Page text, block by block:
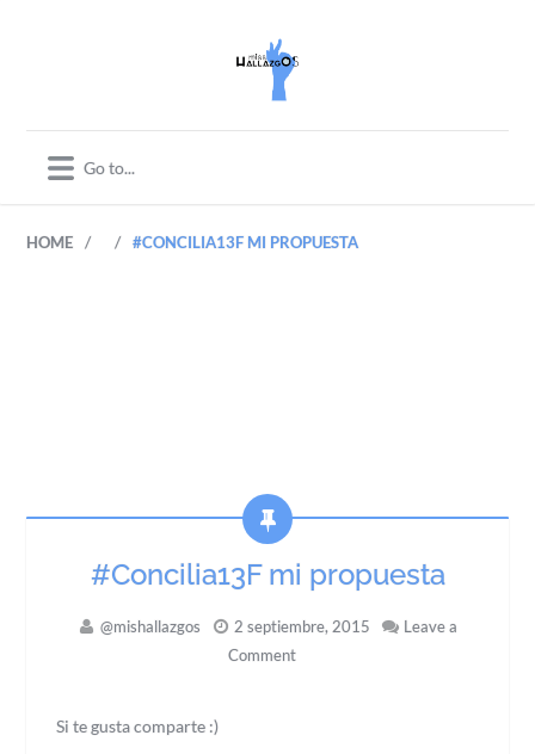
HOME / / #CONCILIA13F MI PROPUESTA
#Concilia13F mi propuesta
@mishallazgos 2 septiembre, 2015
Leave a
Comment
Si te gusta comparte :)